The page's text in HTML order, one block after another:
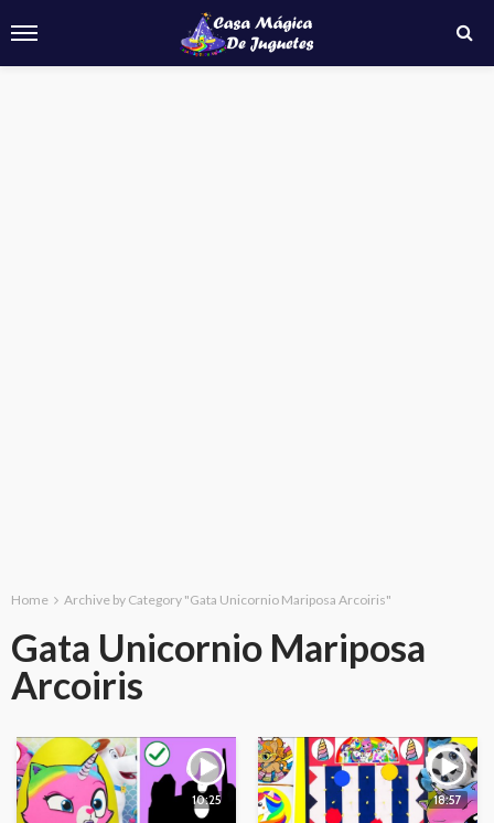
Home Archive by Category "Gata Unicornio Mariposa Arcoiris"
Gata Unicornio Mariposa
Arcoiris
10:25 18:57